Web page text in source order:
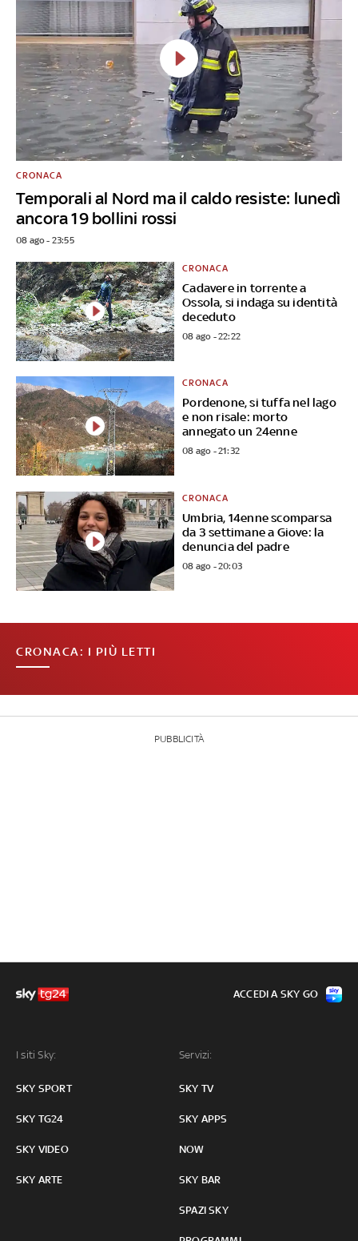
Temporali al Nord ma il caldo resiste: lunedì
ancora 19 bollini rossi
CRONACA
08 ago - 23:55
Cadavere in torrente a
Ossola, si indaga su identità
deceduto
CRONACA
08 ago - 22:22
Pordenone, si tuffa nel lago
e non risale: morto
annegato un 24enne
CRONACA
08 ago - 21:32
Umbria, 14enne scomparsa
da 3 settimane a Giove: la
denuncia del padre
CRONACA
08 ago - 20:03
CRONACA: I PIÙ LETTI
PUBBLICITÀ
I siti Sky:
SKY SPORT
SKY TG24
SKY VIDEO
SKY ARTE
Servizi:
SKY TV
SKY APPS
NOW
SKY BAR
SPAZI SKY
ACCEDI A SKY GO